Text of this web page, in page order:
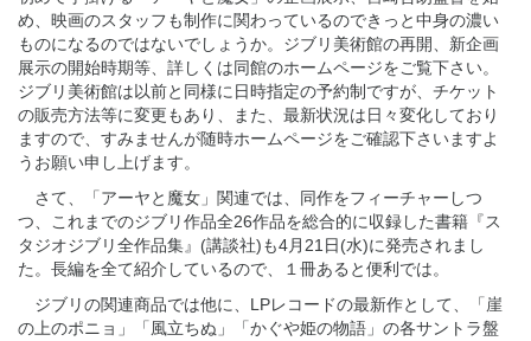
め、映画のスタッフも制作に関わっているのできっと中身の濃い
ものになるのではないでしょうか。ジブリ美術館の再開、新企画
展示の開始時期等、詳しくは同館のホームページをご覧下さい。
ジブリ美術館は以前と同様に日時指定の予約制ですが、チケット
の販売方法等に変更もあり、また、最新状況は日々変化しており
ますので、すみませんが随時ホームページをご確認下さいますよ
うお願い申し上げます。
さて、「アーヤと魔女」関連では、同作をフィーチャーしつ
つ、これまでのジブリ作品全26作品を総合的に収録した書籍『ス
タジオジブリ全作品集』(講談社)も4月21日(水)に発売されまし
た。長編を全て紹介しているので、１冊あると便利では。
ジブリの関連商品では他に、LPレコードの最新作として、「崖
の上のポニョ」「風立ちぬ」「かぐや姫の物語」の各サントラ盤